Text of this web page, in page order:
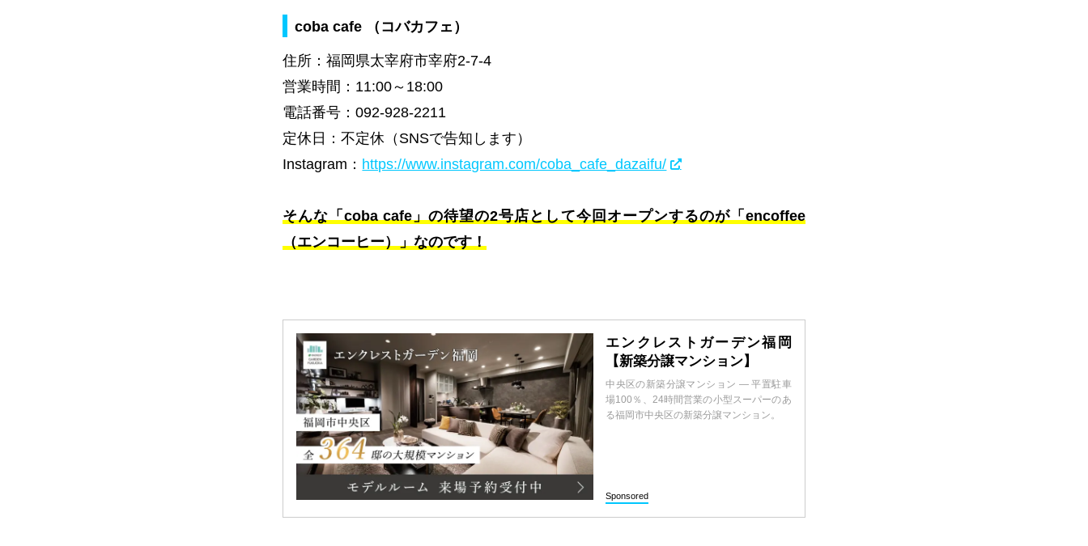
coba cafe （コバカフェ）
住所：福岡県太宰府市宰府2-7-4
営業時間：11:00～18:00
電話番号：092-928-2211
定休日：不定休（SNSで告知します）
Instagram： https://www.instagram.com/coba_cafe_dazaifu/
そんな「coba cafe」の待望の2号店として今回オープンするのが「encoffee
（エンコーヒー）」なのです！
エンクレストガーデン福岡
【新築分譲マンション】
中央区の新築分譲マンション — 平置駐車
場100％、24時間営業の小型スーパーのあ
る福岡市中央区の新築分譲マンション。
Sponsored